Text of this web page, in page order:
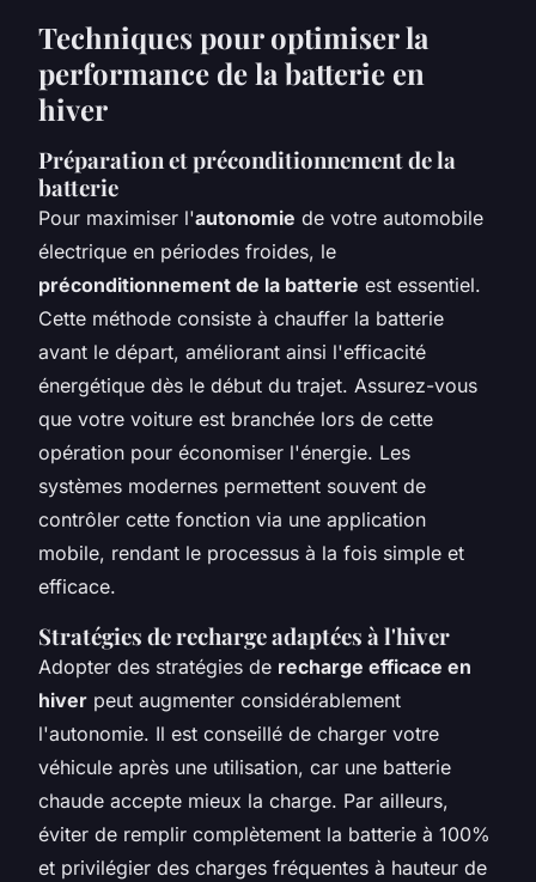
Techniques pour optimiser la
performance de la batterie en
hiver
Préparation et préconditionnement de la
batterie
Pour maximiser l'autonomie de votre automobile
électrique en périodes froides, le
préconditionnement de la batterie est essentiel.
Cette méthode consiste à chauffer la batterie
avant le départ, améliorant ainsi l'efficacité
énergétique dès le début du trajet. Assurez-vous
que votre voiture est branchée lors de cette
opération pour économiser l'énergie. Les
systèmes modernes permettent souvent de
contrôler cette fonction via une application
mobile, rendant le processus à la fois simple et
efficace.
Stratégies de recharge adaptées à l'hiver
Adopter des stratégies de recharge efficace en
hiver peut augmenter considérablement
l'autonomie. Il est conseillé de charger votre
véhicule après une utilisation, car une batterie
chaude accepte mieux la charge. Par ailleurs,
éviter de remplir complètement la batterie à 100%
et privilégier des charges fréquentes à hauteur de